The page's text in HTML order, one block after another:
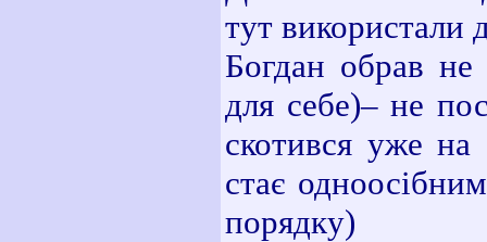
тут використали
Богдан обрав не
для себе)– не
скотився уже
стає
порядку)